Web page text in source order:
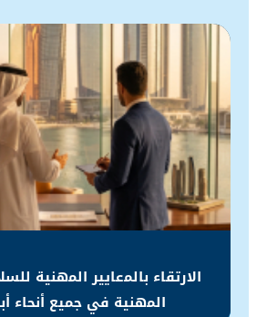
الارتقاء باﻟﻤعايير اﻟﻤهنية
اﻟﻤهنية في جميع أنحاء